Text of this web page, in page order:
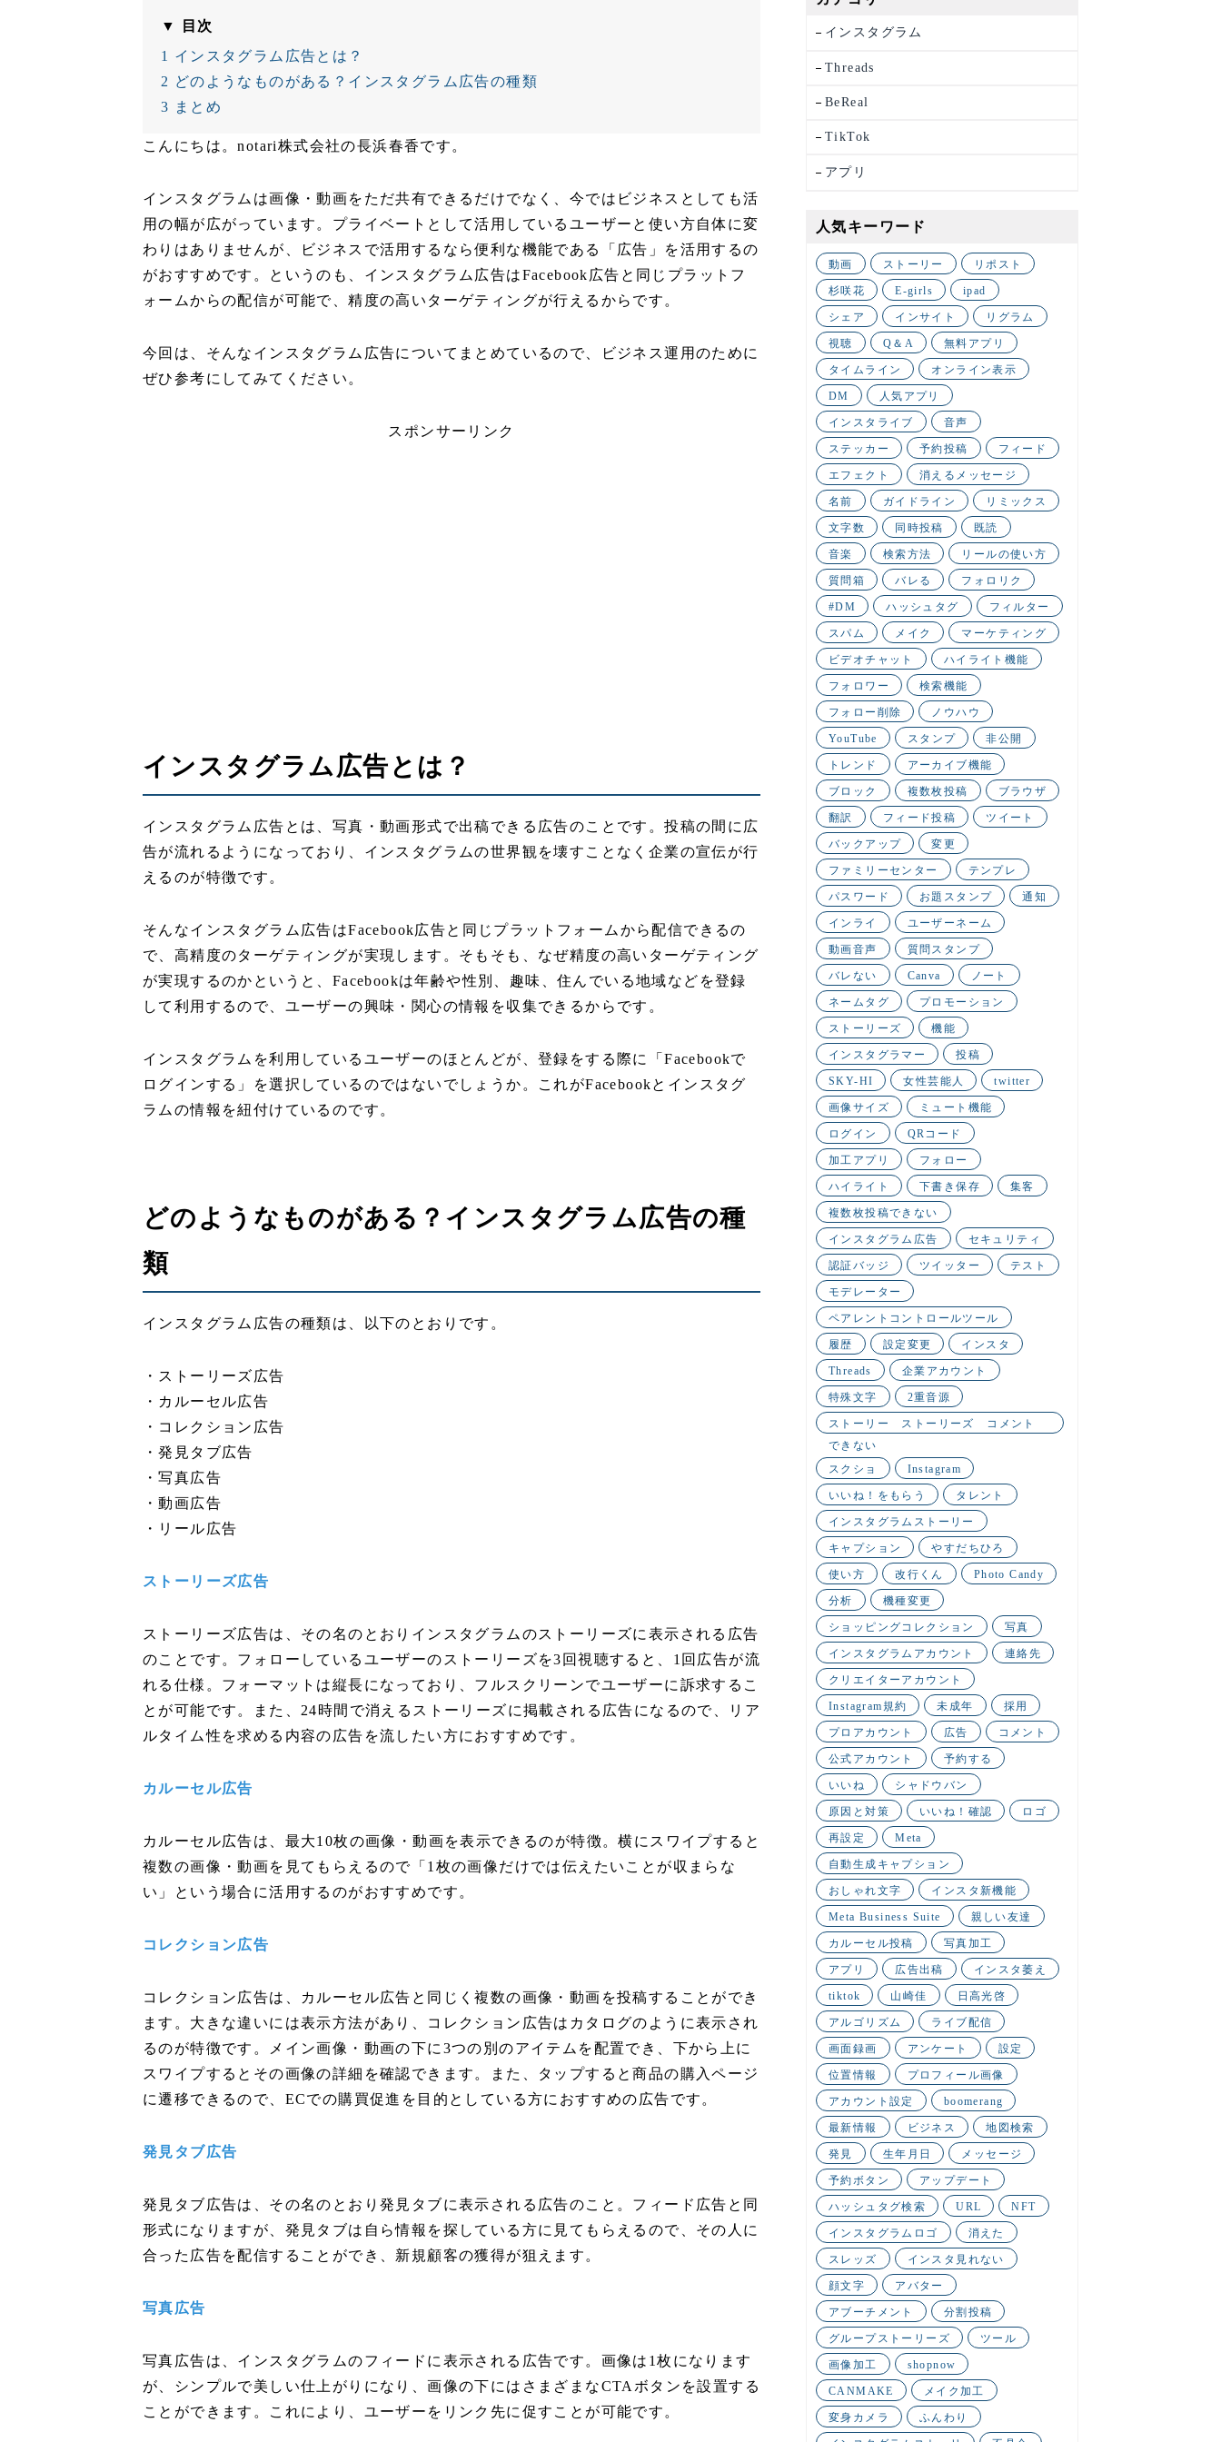
▼ 目次
1
インスタグラム広告とは？
2 どのようなものがある？インスタグラム広告の種類
3 まとめ
こんにちは。notari株式会社の長浜春香です。
インスタグラムは画像・動画をただ共有できるだけでなく、今ではビジネスとしても活
用の幅が広がっています。プライベートとして活用しているユーザーと使い方自体に変
わりはありませんが、ビジネスで活用するなら便利な機能である「広告」を活用するの
がおすすめです。というのも、インスタグラム広告はFacebook広告と同じプラットフ
ォームからの配信が可能で、精度の高いターゲティングが行えるからです。
今回は、そんなインスタグラム広告についてまとめているので、ビジネス運用のために
ぜひ参考にしてみてください。
スポンサーリンク
インスタグラム広告とは？
インスタグラム広告とは、写真・動画形式で出稿できる広告のことです。投稿の間に広
告が流れるようになっており、インスタグラムの世界観を壊すことなく企業の宣伝が行
えるのが特徴です。
そんなインスタグラム広告はFacebook広告と同じプラットフォームから配信できるの
で、高精度のターゲティングが実現します。そもそも、なぜ精度の高いターゲティング
が実現するのかというと、Facebookは年齢や性別、趣味、住んでいる地域などを登録
して利用するので、ユーザーの興味・関心の情報を収集できるからです。
インスタグラムを利用しているユーザーのほとんどが、登録をする際に「Facebookで
ログインする」を選択しているのではないでしょうか。これがFacebookとインスタグ
ラムの情報を紐付けているのです。
どのようなものがある？インスタグラム広告の種
類
インスタグラム広告の種類は、以下のとおりです。
・ストーリーズ広告
・カルーセル広告
・コレクション広告
・発見タブ広告
・写真広告
・動画広告
・リール広告
ストーリーズ広告
ストーリーズ広告は、その名のとおりインスタグラムのストーリーズに表示される広告
のことです。フォローしているユーザーのストーリーズを3回視聴すると、1回広告が流
れる仕様。フォーマットは縦長になっており、フルスクリーンでユーザーに訴求するこ
とが可能です。また、24時間で消えるストーリーズに掲載される広告になるので、リア
ルタイム性を求める内容の広告を流したい方におすすめです。
カルーセル広告
カルーセル広告は、最大10枚の画像・動画を表示できるのが特徴。横にスワイプすると
複数の画像・動画を見てもらえるので「1枚の画像だけでは伝えたいことが収まらな
い」という場合に活用するのがおすすめです。
コレクション広告
コレクション広告は、カルーセル広告と同じく複数の画像・動画を投稿することができ
ます。大きな違いには表示方法があり、コレクション広告はカタログのように表示され
るのが特徴です。メイン画像・動画の下に3つの別のアイテムを配置でき、下から上に
スワイプするとその画像の詳細を確認できます。また、タップすると商品の購入ページ
に遷移できるので、ECでの購買促進を目的としている方におすすめの広告です。
発見タブ広告
発見タブ広告は、その名のとおり発見タブに表示される広告のこと。フィード広告と同
形式になりますが、発見タブは自ら情報を探している方に見てもらえるので、その人に
合った広告を配信することができ、新規顧客の獲得が狙えます。
写真広告
写真広告は、インスタグラムのフィードに表示される広告です。画像は1枚になります
が、シンプルで美しい仕上がりになり、画像の下にはさまざまなCTAボタンを設置する
ことができます。これにより、ユーザーをリンク先に促すことが可能です。
インスタグラム
Threads
BeReal
TikTok
アプリ
人気キーワード
動画 ストーリー リポスト
杉咲花 E-girls ipad
シェア インサイト リグラム
視聴 Q＆A 無料アプリ
タイムライン オンライン表示
DM 人気アプリ
インスタライブ 音声
ステッカー 予約投稿 フィード
エフェクト 消えるメッセージ
名前 ガイドライン リミックス
文字数 同時投稿 既読
音楽 検索方法 リールの使い方
質問箱 バレる フォロリク
#DM ハッシュタグ フィルター
スパム メイク マーケティング
ビデオチャット ハイライト機能
フォロワー 検索機能
フォロー削除 ノウハウ
YouTube スタンプ 非公開
トレンド アーカイブ機能
ブロック 複数枚投稿 ブラウザ
翻訳 フィード投稿 ツイート
バックアップ 変更
ファミリーセンター テンプレ
パスワード お題スタンプ 通知
インライ ユーザーネーム
動画音声 質問スタンプ
バレない Canva ノート
ネームタグ プロモーション
ストーリーズ 機能
インスタグラマー 投稿
SKY-HI 女性芸能人 twitter
画像サイズ ミュート機能
ログイン QRコード
加工アプリ フォロー
ハイライト 下書き保存 集客
複数枚投稿できない
インスタグラム広告 セキュリティ
認証バッジ ツイッター テスト
モデレーター
ペアレントコントロールツール
履歴 設定変更 インスタ
Threads 企業アカウント
特殊文字 2重音源
ストーリー ストーリーズ コメント
できない
スクショ
Instagram
いいね！をもらう タレント
インスタグラムストーリー
キャプション やすだちひろ
使い方 改行くん Photo Candy
分析 機種変更
ショッピングコレクション 写真
インスタグラムアカウント 連絡先
クリエイターアカウント
Instagram規約 未成年 採用
プロアカウント 広告 コメント
公式アカウント 予約する
いいね シャドウバン
原因と対策 いいね！確認 ロゴ
再設定 Meta
自動生成キャプション
おしゃれ文字 インスタ新機能
Meta Business Suite 親しい友達
カルーセル投稿 写真加工
アプリ 広告出稿 インスタ萎え
tiktok 山崎佳 日高光啓
アルゴリズム ライブ配信
画面録画 アンケート 設定
位置情報 プロフィール画像
アカウント設定 boomerang
最新情報 ビジネス 地図検索
発見 生年月日 メッセージ
予約ボタン アップデート
ハッシュタグ検索 URL NFT
インスタグラムロゴ 消えた
スレッズ インスタ見れない
顔文字 アバター
アブーチメント 分割投稿
グループストーリーズ ツール
画像加工 shopnow
CANMAKE メイク加工
変身カメラ ふんわり